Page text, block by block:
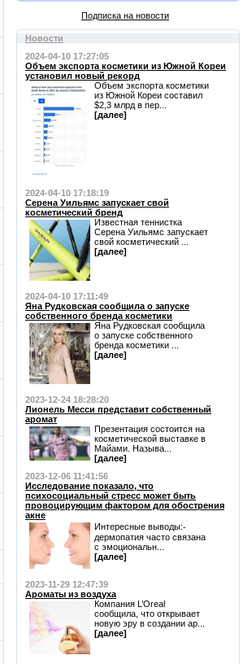
Подписка на новости
Новости
2024-04-10 17:27:05
Объем экспорта косметики из Южной Кореи
установил новый рекорд
Объем экспорта косметики
из Южной Кореи составил
$2,3 млрд в пер...
[далее]
2024-04-10 17:18:19
Серена Уильямс запускает свой
косметический бренд
Известная теннистка
Серена Уильямс запускает
свой косметический ...
[далее]
2024-04-10 17:11:49
Яна Рудковская сообщила о запуске
собственного бренда косметики
Яна Рудковская сообщила
о запуске собственного
бренда косметики ...
[далее]
2023-12-24 18:28:20
Лионель Месси представит собственный
аромат
Презентация состоится на
косметической выставке в
Майами. Называ...
[далее]
2023-12-06 11:41:56
Исследование показало, что
психосоциальный стресс может быть
провоцирующим фактором для обострения
акне
Интересные выводы:⁃
дермопатия часто связана
с эмоциональн...
[далее]
2023-11-29 12:47:39
Ароматы из воздуха
Компания L’Oreal
сообщила, что открывает
новую эру в создании ар...
[далее]